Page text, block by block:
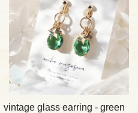
vintage glass earring - green